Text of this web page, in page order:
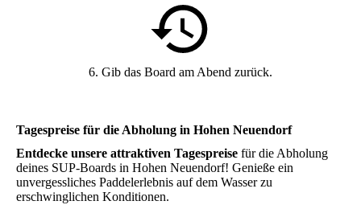
6. Gib das Board am Abend zurück.
Tagespreise für die Abholung in Hohen Neuendorf
Entdecke unsere attraktiven Tagespreise für die Abholung
deines SUP-Boards in Hohen Neuendorf! Genieße ein
unvergessliches Paddelerlebnis auf dem Wasser zu
erschwinglichen Konditionen.